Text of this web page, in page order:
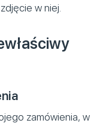
w niej.
zamówienia, w